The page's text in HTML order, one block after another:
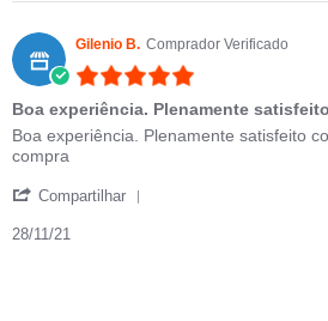
Gilenio B. Comprador Verificado
Boa experiência. Plenamente
Review by Gilenio B. on 28 Nov 2021
review stating Boa experiência.
Boa experiência. Plenamente satisfeito
compra
Compartilhar
28/11/21